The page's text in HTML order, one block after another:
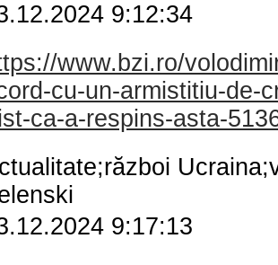
9:12:34
www.bzi.ro/
cu-un-armistitiu-de-
ca-a-respins-asta-
9:17:13